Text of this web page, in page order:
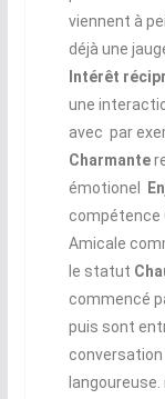
viennent à
déjà une
Intérêt
une
avec par
Charmante
émotionel
compétence
Amicale
le statut
commencé
puis sont